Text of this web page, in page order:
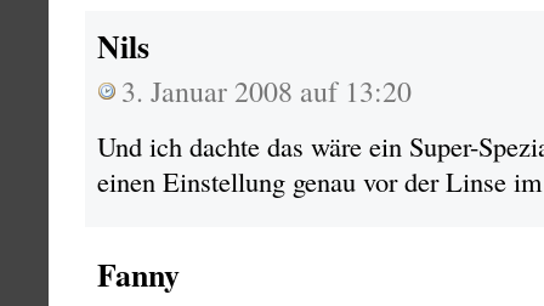
Nils
3. Januar 2008 auf 13:20
Und ich dachte das wäre ein Super-
einen Einstellung genau vor der Linse
Fanny